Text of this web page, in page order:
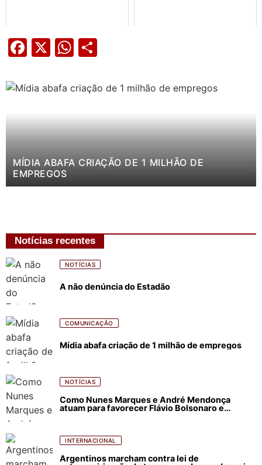
Facebook
X WhatsApp
MÍDIA ABAFA CRIAÇÃO DE 1 MILHÃO DE
EMPREGOS
Notícias recentes
NOTÍCIAS
A não denúncia do Estadão
COMUNICAÇÃO
Mídia abafa criação de 1 milhão de empregos
NOTÍCIAS
Como Nunes Marques e André Mendonça
atuam para favorecer Flávio Bolsonaro e
INTERNACIONAL
Argentinos marcham contra lei de